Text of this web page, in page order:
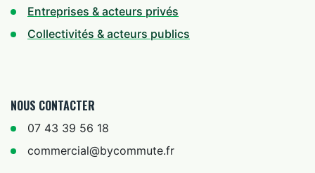
Entreprises & acteurs privés
Collectivités & acteurs publics
NOUS CONTACTER
07 43 39 56 18
commercial@bycommute.fr